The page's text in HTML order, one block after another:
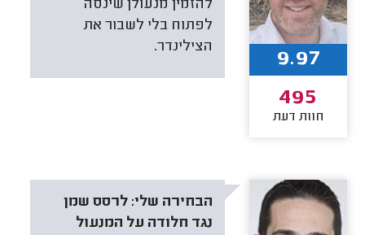
להזמין מנעולן שינסה
לפתוח בלי לשבור את
הצילינדר.
9.97
495
חוות דעת
הבחירה שלי: לרסס שמן
נגד חלודה על המנעול